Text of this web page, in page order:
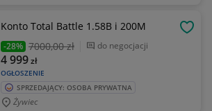
Konto Total Battle 1.58B i 200M
-28% 7000,00 zł do negocjacji
OGŁOSZENIE
4 999zł
SPRZEDAJĄCY: OSOBA PRYWATNA
Żywiec